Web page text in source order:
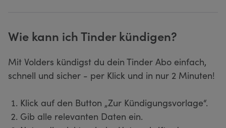
Wie kann ich Tinder kündigen?
Mit Volders kündigst du dein Tinder Abo einfach,
schnell und sicher - per Klick und in nur 2 Minuten!
Klick auf den Button „Zur Kündigungsvorlage“.
Gib alle relevanten Daten ein.